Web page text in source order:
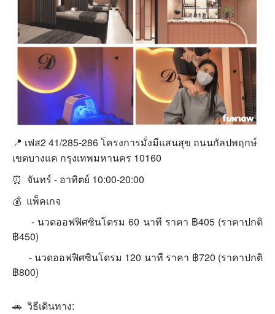
📍 เฟส2 41/285-286 โครงการมั่งมีแสนสุข ถนนกัลปพฤกษ์
เขตบางแค กรุงเทพมหานคร 10160
⏰ จันทร์ - อาทิตย์ 10:00-20:00
💰 แพ็คเกจ
- นวดออฟฟิศซินโดรม 60 นาที ราคา ฿405 (ราคาปกติ
฿450)
- นวดออฟฟิศซินโดรม 120 นาที ราคา ฿720 (ราคาปกติ
฿800)
🚗 วิธีเดินทาง: